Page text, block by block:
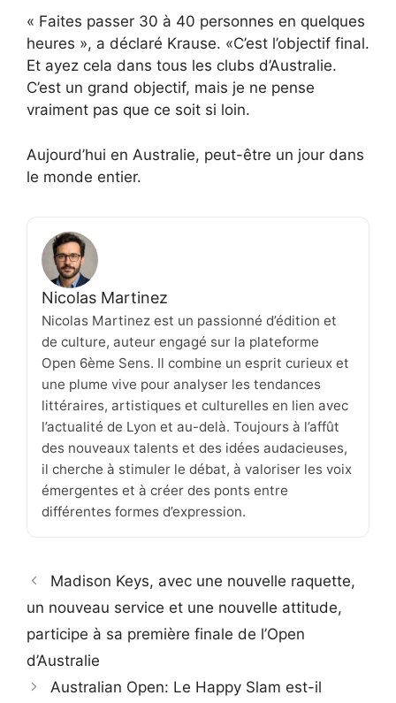
« Faites passer 30 à 40 personnes en quelques
heures », a déclaré Krause. «C’est l’objectif final.
Et ayez cela dans tous les clubs d’Australie.
C’est un grand objectif, mais je ne pense
vraiment pas que ce soit si loin.
Aujourd’hui en Australie, peut-être un jour dans
le monde entier.
Nicolas Martinez
Nicolas Martinez est un passionné d’édition et
de culture, auteur engagé sur la plateforme
Open 6ème Sens. Il combine un esprit curieux et
une plume vive pour analyser les tendances
littéraires, artistiques et culturelles en lien avec
l’actualité de Lyon et au-delà. Toujours à l’affût
des nouveaux talents et des idées audacieuses,
il cherche à stimuler le débat, à valoriser les voix
émergentes et à créer des ponts entre
différentes formes d’expression.
Madison Keys, avec une nouvelle raquette,
un nouveau service et une nouvelle attitude,
participe à sa première finale de l’Open
d’Australie
Australian Open: Le Happy Slam est-il